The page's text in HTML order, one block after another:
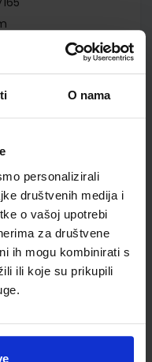
O nama
personalizirali
društvenih medija i
o vašoj upotrebi
za društvene
ih mogu kombinirati s
ili koje su prikupili
Glasnović
Soucie
DOM2